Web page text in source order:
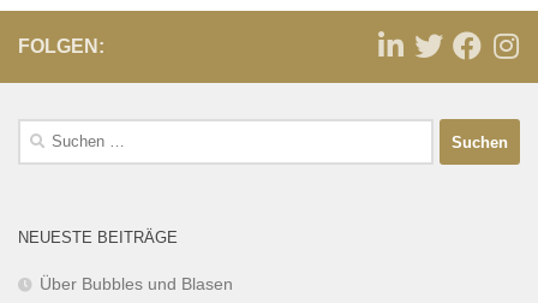
FOLGEN:
NEUESTE BEITRÄGE
Über Bubbles und Blasen